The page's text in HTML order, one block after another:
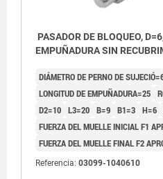
PASADOR DE BLOQUEO,
EMPUÑADURA SIN
DIÁMETRO DE PERNO DE
LONGITUD DE EMPUÑADURA=25
D2=10 L3=20 B=9 B1=3 H=6
FUERZA DEL MUELLE INICIAL F1
FUERZA DEL MUELLE FINAL F2
Referencia: 03099-1040610